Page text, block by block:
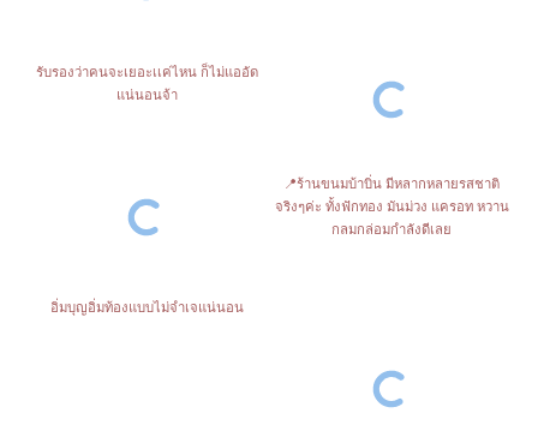
รับรองว่าคนจะเยอะเเค่ไหน ก็ไม่แออัด
แน่นอนจ้า
อิ่มบุญอิ่มท้องแบบไม่จำเจแน่นอน
📍ร้านขนมบ้าบิ่น มีหลากหลายรสชาติ
จริงๆค่ะ ทั้งฟักทอง มันม่วง แครอท หวาน
กลมกล่อมกำลังดีเลย